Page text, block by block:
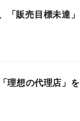
販売目標未達」
理想の代理店」を